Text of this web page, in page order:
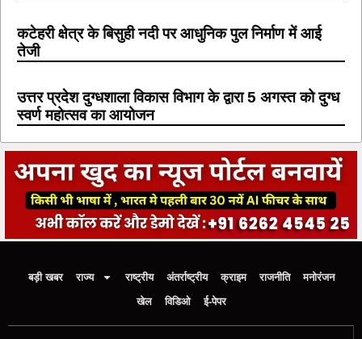
कटेहरी क्षेत्र के बिसुही नदी पर आधुनिक पुल निर्माण में आई
तेजी
उत्तर प्रदेश दुग्धशाला विकास विभाग के द्वारा 5 अगस्त को दुग्ध
स्वर्ण महोत्सव का आयोजन
बड़ी खबर राज्य राष्ट्रीय अंतर्राष्ट्रीय क्राइम राजनीति
मनोरंजन
खेल
विडिओ ई-पेपर